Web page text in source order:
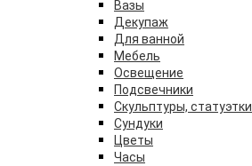
Вазы
Декупаж
Для ванной
Мебель
Освещение
Подсвечники
Скульптуры, статуэтки
Сундуки
Цветы
Часы